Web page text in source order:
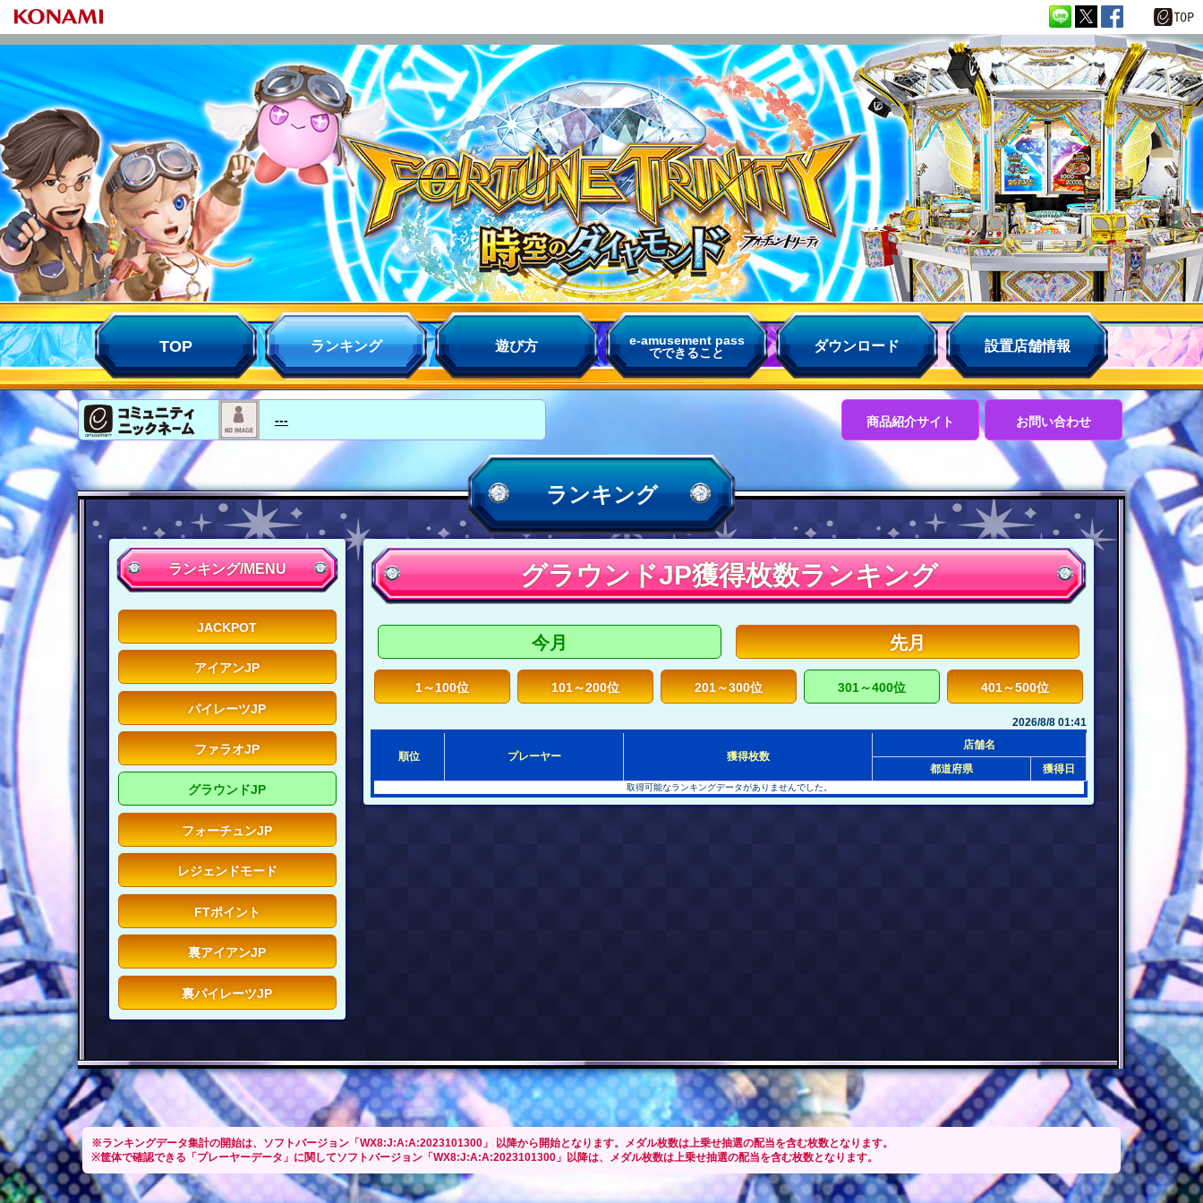
TOP ランキング 遊び方
e-amusement pass
でできること
ダウンロード 設置店舗情報
商品紹介サイト お問い合わせ
---
ランキング
ランキング/MENU
JACKPOT
アイアンJP
パイレーツJP
ファラオJP
グラウンドJP
フォーチュンJP
レジェンドモード
FTポイント
裏アイアンJP
裏パイレーツJP
グラウンドJP獲得枚数ランキング
今月 先月
1～100位 101～200位 201～300位 301～400位 401～500位
2026/8/8 01:41
順位 プレーヤー 獲得枚数
店舗名
都道府県
獲得日
取得可能なランキングデータがありませんでした。
※ランキングデータ集計の開始は、ソフトバージョン「WX8:J:A:A:2023101300」 以降から開始となります。メダル枚数は上乗せ抽選の配当を含む枚数となります。
※筐体で確認できる「プレーヤーデータ」に関してソフトバージョン「WX8:J:A:A:2023101300」以降は、メダル枚数は上乗せ抽選の配当を含む枚数となります。